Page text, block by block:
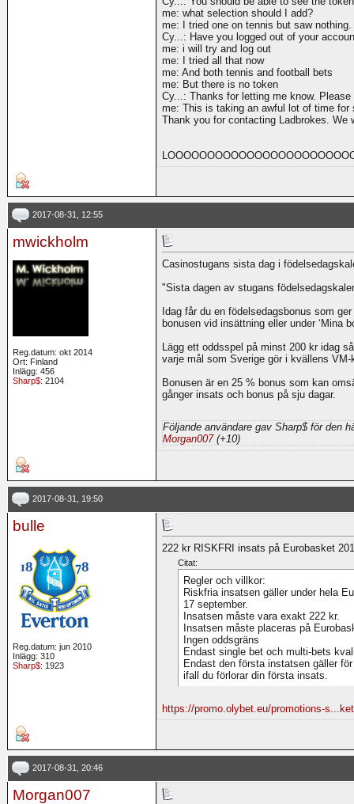
me: what selection should I add?
me: I tried one on tennis but saw nothing.
Cy...: Have you logged out of your
me: i will try and log out
me: I tried all that now
me: And both tennis and football bets
me: But there is no token
Cy...: Thanks for letting me know.
me: This is taking an awful lot of time for
Thank you for contacting Ladbrokes. We
2017-08-31, 12:55
mwickholm
Reg.datum: okt 2014
Ort: Finland
Inlägg: 456
Sharp$: 2104
Casinostugans sista dag i
"Sista dagen av stugans
Idag får du en födelsedagsbonus som
bonusen vid insättning eller under ‘Mina
Lägg ett oddsspel på minst 200 kr idag
varje mål som Sverige gör i kvällens
Bonusen är en 25 % bonus som kan
gånger insats och bonus på sju dagar.
Följande användare gav Sharp$ för den
Morgan007(+10)
2017-08-31, 19:50
bulle
Reg.datum: jun 2010
Inlägg: 310
Sharp$: 1923
222 kr RISKFRI insats på Eurobasket
Citat:
Regler och villkor:
Riskfria insatsen gäller under hela
17 september.
Insatsen måste vara exakt 222 kr.
Insatsen måste placeras på
Ingen oddsgräns
Endast single bet och multi-bets
Endast den första instatsen gäller
ifall du förlorar din första insats.
https://promo.olybet.eu/promotions-
2017-08-31, 20:46
Morgan007